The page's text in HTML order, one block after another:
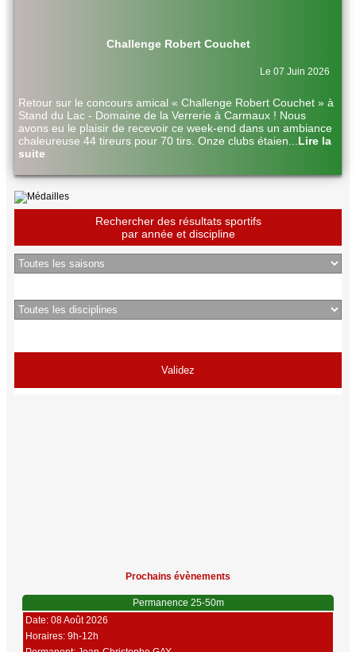
Challenge Robert Couchet
Le 07 Juin 2026
Retour sur le concours amical « Challenge Robert Couchet » à
Stand du Lac - Domaine de la Verrerie à Carmaux ! Nous
avons eu le plaisir de recevoir ce week-end dans un ambiance
chaleureuse 44 tireurs pour 70 tirs. Onze clubs étaien
Lire la
suite
Rechercher des résultats sportifs
par année et discipline
Prochains évènements
Permanence 25-50m
Date: 08 Août 2026
Horaires: 9h-12h